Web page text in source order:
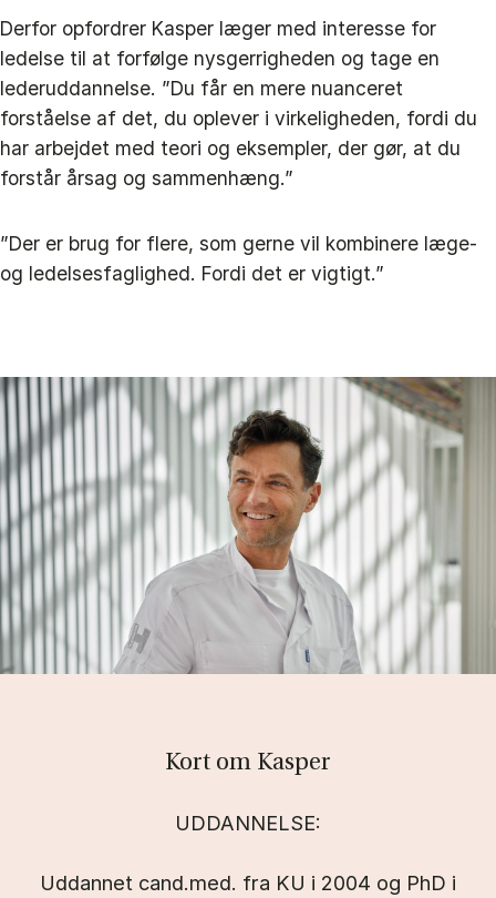
Derfor opfordrer Kasper læger med interesse for
ledelse til at forfølge nysgerrigheden og tage en
lederuddannelse. ”Du får en mere nuanceret
forståelse af det, du oplever i virkeligheden, fordi du
har arbejdet med teori og eksempler, der gør, at du
forstår årsag og sammenhæng.”
”Der er brug for flere, som gerne vil kombinere læge-
og ledelsesfaglighed. Fordi det er vigtigt.”
Kort om Kasper
UDDANNELSE:
Uddannet cand.med. fra KU i 2004 og PhD i